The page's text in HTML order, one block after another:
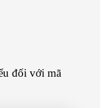
đối với mã